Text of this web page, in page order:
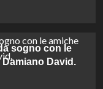
sogno con le
David.